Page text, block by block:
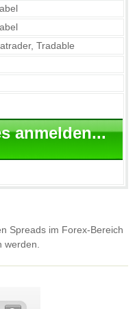
Tradable
anmelden...
Spreads im Forex-Bereich